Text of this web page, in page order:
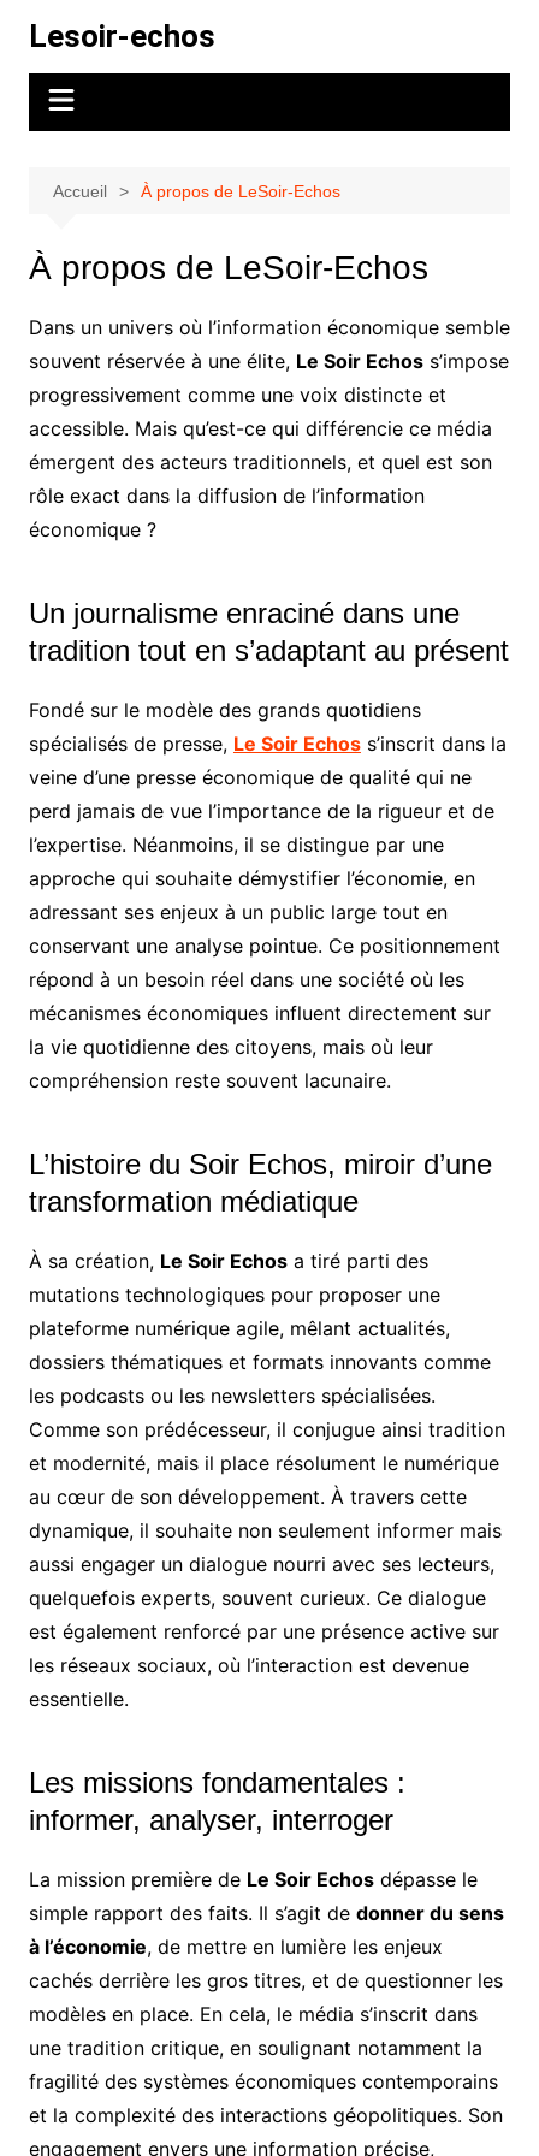
contenu
Lesoir-echos
Accueil À propos de LeSoir-Echos
À propos de LeSoir-Echos
Dans un univers où l’information économique semble
souvent réservée à une élite, Le Soir Echoss’impose
progressivement comme une voix distincte et
accessible. Mais qu’est-ce qui différencie ce média
émergent des acteurs traditionnels, et quel est son
rôle exact dans la diffusion de l’information
économique ?
Un journalisme enraciné dans une
tradition tout en s’adaptant au présent
Fondé sur le modèle des grands quotidiens
spécialisés de presse, Le Soir Echoss’inscrit dans la
veine d’une presse économique de qualité qui ne
perd jamais de vue l’importance de la rigueur et de
l’expertise. Néanmoins, il se distingue par une
approche qui souhaite démystifier l’économie, en
adressant ses enjeux à un public large tout en
conservant une analyse pointue. Ce positionnement
répond à un besoin réel dans une société où les
mécanismes économiques influent directement sur
la vie quotidienne des citoyens, mais où leur
compréhension reste souvent lacunaire.
L’histoire du Soir Echos, miroir d’une
transformation médiatique
À sa création, Le Soir Echosa tiré parti des
mutations technologiques pour proposer une
plateforme numérique agile, mêlant actualités,
dossiers thématiques et formats innovants comme
les podcasts ou les newsletters spécialisées.
Comme son prédécesseur, il conjugue ainsi tradition
et modernité, mais il place résolument le numérique
au cœur de son développement. À travers cette
dynamique, il souhaite non seulement informer mais
aussi engager un dialogue nourri avec ses lecteurs,
quelquefois experts, souvent curieux. Ce dialogue
est également renforcé par une présence active sur
les réseaux sociaux, où l’interaction est devenue
essentielle.
Les missions fondamentales :
informer, analyser, interroger
La mission première de Le Soir Echosdépasse le
simple rapport des faits. Il s’agit de donner du sens
à l’économie, de mettre en lumière les enjeux
cachés derrière les gros titres, et de questionner les
modèles en place. En cela, le média s’inscrit dans
une tradition critique, en soulignant notamment la
fragilité des systèmes économiques contemporains
et la complexité des interactions géopolitiques. Son
engagement envers une information précise,